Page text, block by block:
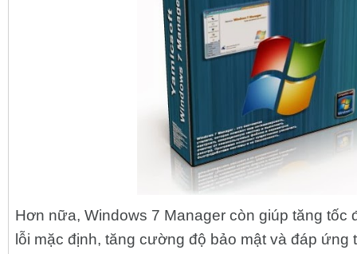
Hơn nữa, Windows 7 Manager còn giúp tăng tốc
lỗi mặc định, tăng cường độ bảo mật và đáp ứng